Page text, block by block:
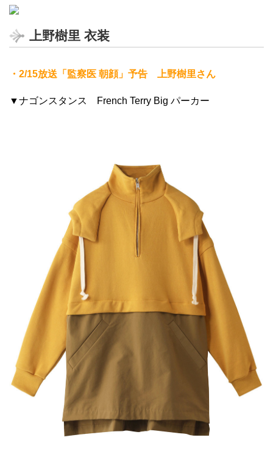
上野樹里 衣装
・2/15放送「監察医 朝顔」予告 上野樹里さん
▼ナゴンスタンス French Terry Big パーカー